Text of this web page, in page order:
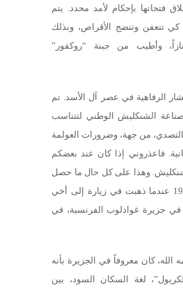
فتحاتها بإحكام لأمد محدد. يتم
كي تتعفن وتنضج الأقراص، وبذلك
وأطيب من جبنة “روكفور”
الرفاهية في عصر آل الأسد. تم
الشنكليش الوطني لتتناسب
من جهة، وضرورات العولمة
فاعذروني إذا كان عند بعضكم
وهذا على كل حال ما حصل
معي شخصياً عام 1999 عندما ذهبت في زيارة إلى أخي
جزيرة غوادلوب الفرنسية، في
كان معروفاً في الجزيرة بأنه
لغة السكان السود، بين